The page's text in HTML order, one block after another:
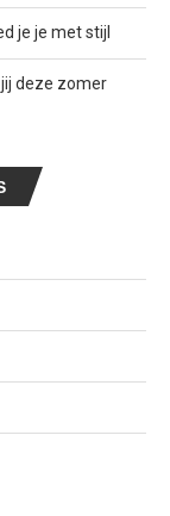
je je met stijl
deze zomer